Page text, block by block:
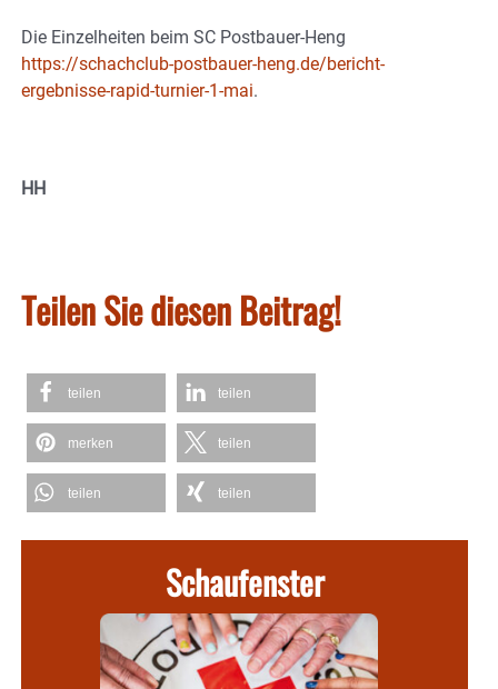
Die Einzelheiten beim SC Postbauer-Heng
https://schachclub-postbauer-heng.de/bericht-
ergebnisse-rapid-turnier-1-mai.
HH
Teilen Sie diesen Beitrag!
teilen teilen
merken teilen
teilen teilen
Schaufenster